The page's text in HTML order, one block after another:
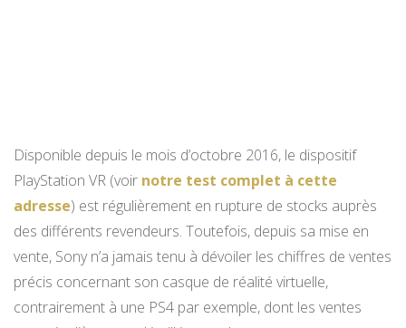
Disponible depuis le mois d’octobre 2016, le dispositif
PlayStation VR (voir notre test complet à cette
adresse) est régulièrement en rupture de stocks auprès
des différents revendeurs. Toutefois, depuis sa mise en
vente, Sony n’a jamais tenu à dévoiler les chiffres de ventes
précis concernant son casque de réalité virtuelle,
contrairement à une PS4 par exemple, dont les ventes